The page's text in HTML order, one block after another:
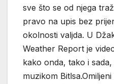
sve što se od njega
pravo na upis bez
okolnosti valjda. U
Weather Report je
kako onda, tako i
muzikom